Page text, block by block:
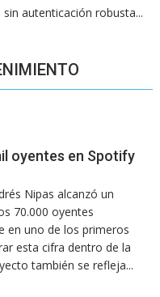
autenticación robusta...
oyentes en Spotify
Nipas alcanzó un
70.000 oyentes
en uno de los primeros
esta cifra dentro de la
también se refleja...